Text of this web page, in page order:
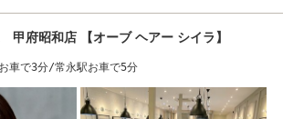
府昭和店 【オーブ ヘアー シイラ】
車で3分/常永駅お車で5分